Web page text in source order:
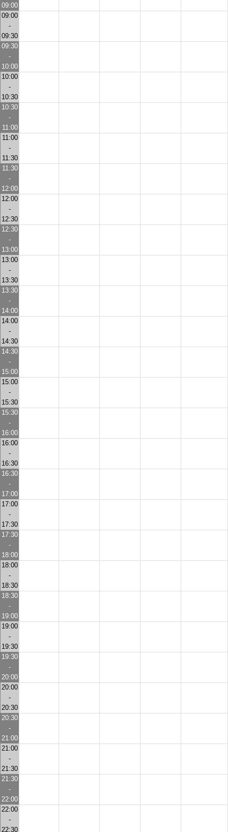
09:00
09:00
-
09:30
09:30
-
10:00
10:00
-
10:30
10:30
-
11:00
11:00
-
11:30
11:30
-
12:00
12:00
-
12:30
12:30
-
13:00
13:00
-
13:30
13:30
-
14:00
14:00
-
14:30
14:30
-
15:00
15:00
-
15:30
15:30
-
16:00
16:00
-
16:30
16:30
-
17:00
17:00
-
17:30
17:30
-
18:00
18:00
-
18:30
18:30
-
19:00
19:00
-
19:30
19:30
-
20:00
20:00
-
20:30
20:30
-
21:00
21:00
-
21:30
21:30
-
22:00
22:00
-
22:30